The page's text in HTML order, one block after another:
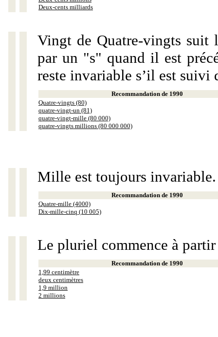
Deux-cents milliards
Vingt de Quatre-vingts suit
par un "s" quand il est
reste invariable s’il est suivi
Recommandation de 1990
Quatre-vingts (80)
quatre-vingt-un (81)
quatre-vingt-mille (80 000)
quatre-vingts millions (80 000 000)
Mille est toujours invariable.
Recommandation de 1990
Quatre-mille (4000)
Dix-mille-cinq (10 005)
Le pluriel commence à
Recommandation de 1990
1,99 centimètre
deux centimètres
1,9 million
2 millions